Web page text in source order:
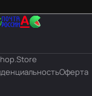
Оферта